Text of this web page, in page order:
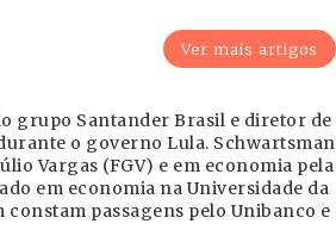
Ver mais artigos
grupo Santander Brasil e diretor de
o governo Lula. Schwartsman
Vargas (FGV) e em economia pela
em economia na Universidade da
passagens pelo Unibanco e